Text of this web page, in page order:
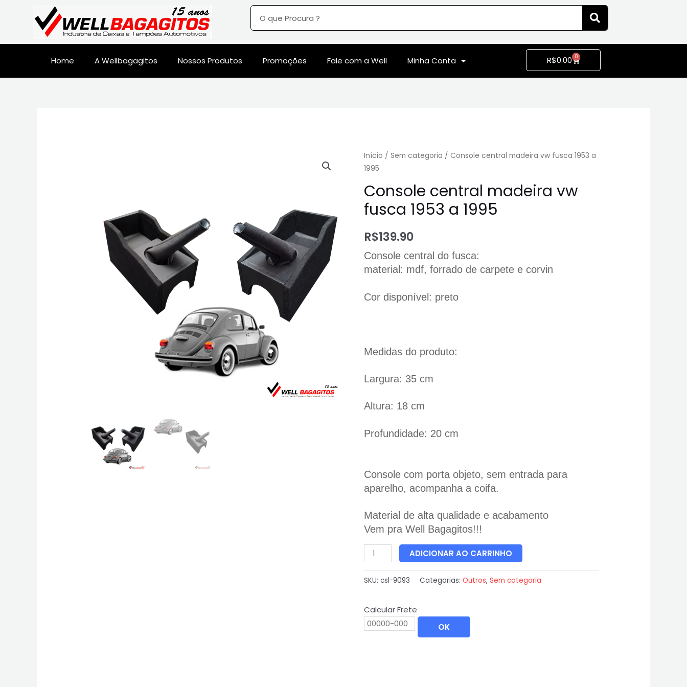
Home A Wellbagagitos Nossos Produtos Promoções Fale com a Well Minha Conta R$0.00 0
Início / Sem categoria / Console central madeira vw fusca 1953 a
1995
Console central madeira vw
fusca 1953 a 1995
R$139.90
Console central do fusca:
material: mdf, forrado de carpete e corvin
Cor disponível: preto
Medidas do produto:
Largura: 35 cm
Altura: 18 cm
Profundidade: 20 cm
Console com porta objeto, sem entrada para
aparelho, acompanha a coifa.
Material de alta qualidade e acabamento
Vem pra Well Bagagitos!!!
ADICIONAR AO CARRINHO
SKU: csl-9093 Categorias: Outros, Sem categoria
Calcular Frete
OK